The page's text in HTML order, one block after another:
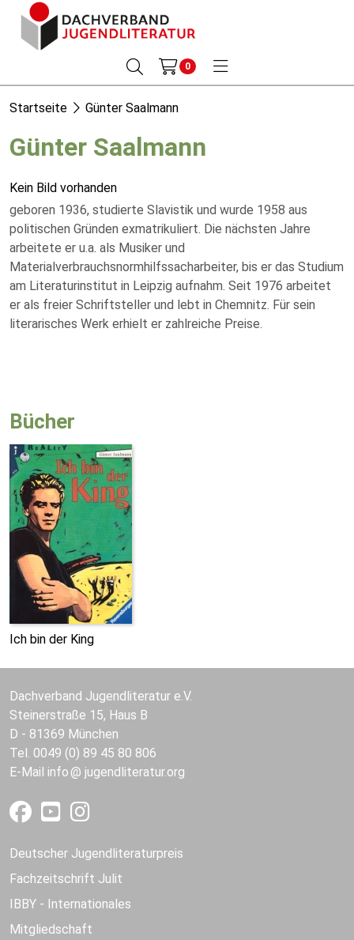
0
Startseite Günter Saalmann
Günter Saalmann
Kein Bild vorhanden
geboren 1936, studierte Slavistik und wurde 1958 aus
politischen Gründen exmatrikuliert. Die nächsten Jahre
arbeitete er u.a. als Musiker und
Materialverbrauchsnormhilfssacharbeiter, bis er das Studium
am Literaturinstitut in Leipzig aufnahm. Seit 1976 arbeitet
er als freier Schriftsteller und lebt in Chemnitz. Für sein
literarisches Werk erhielt er zahlreiche Preise.
Bücher
Ich bin der King
Dachverband Jugendliteratur e.V.
Steinerstraße 15, Haus B
D - 81369 München
Tel. 0049 (0) 89 45 80 806
E-Mail info jugendliteratur.org
Deutscher Jugendliteraturpreis
Fachzeitschrift Julit
IBBY - Internationales
Mitgliedschaft